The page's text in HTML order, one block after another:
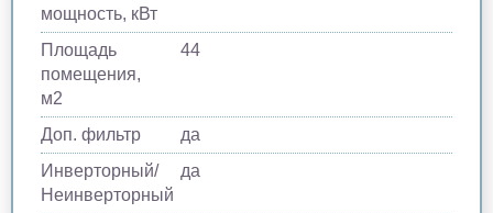
мощность, кВт
Площадь
помещения,
м2
44
Доп. фильтр
да
Инверторный/
Неинверторный
да